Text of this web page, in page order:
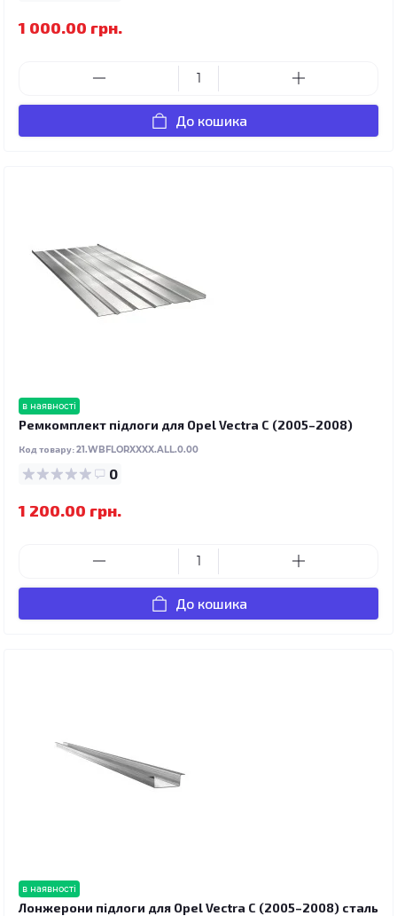
1 000.00 грн.
До кошика
в наявності
Ремкомплект підлоги для Opel Vectra C (2005–2008)
Код товару:21.WBFLORXXXX.ALL.0.00
0
1 200.00 грн.
До кошика
в наявності
Лонжерони підлоги для Opel Vectra C (2005–2008) сталь